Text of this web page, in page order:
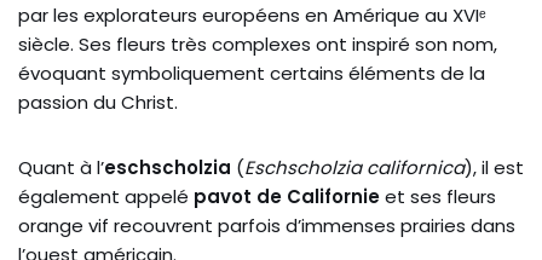
par les explorateurs européens en Amérique au XVIᵉ
siècle. Ses fleurs très complexes ont inspiré son nom,
évoquant symboliquement certains éléments de la
passion du Christ.
Quant à l’eschscholzia (Eschscholzia californica), il est
également appelé pavot de Californieet ses fleurs
orange vif recouvrent parfois d’immenses prairies dans
l’ouest américain.